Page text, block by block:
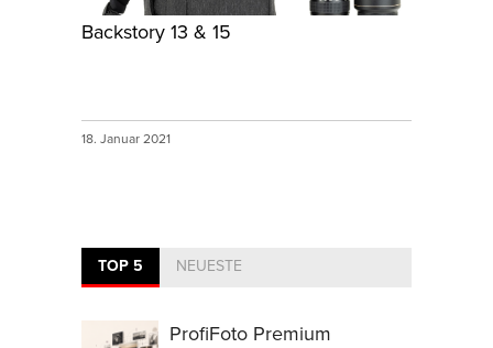
Backstory 13 & 15
18. Januar 2021
TOP 5 NEUESTE
ProfiFoto Premium